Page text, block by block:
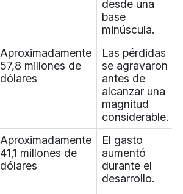
desde una
base
minúscula.
Aproximadamente
57,8 millones de
dólares
Las pérdidas
se agravaron
antes de
alcanzar una
magnitud
considerable.
Aproximadamente
41,1 millones de
dólares
El gasto
aumentó
durante el
desarrollo.